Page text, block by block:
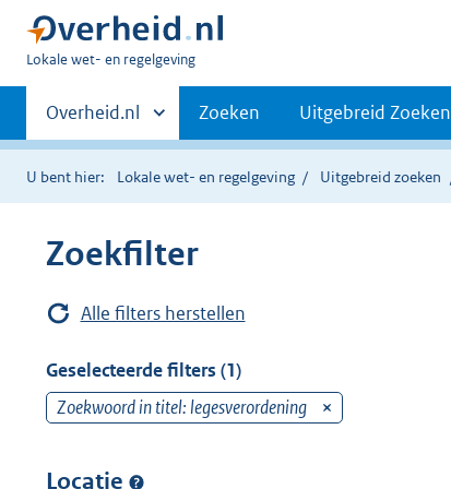
U
hier:
Lokale wet- en regelgeving
Primaire
navigatie
Andere
sites
binnen
Overheid.nl Zoeken Uitgebreid Zoeken
U bent hier: Lokale wet- en regelgeving Uitgebreid zoeken
Zoekfilter
Alle filters herstellen
Geselecteerde filters (1)
Zoekwoord in titel: legesverordening
Locatie